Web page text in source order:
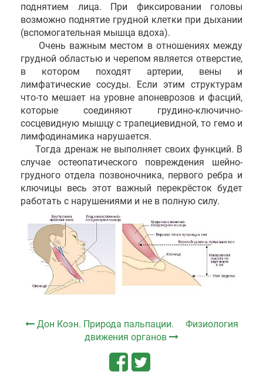
поднятием лица. При фиксировании головы
возможно поднятие грудной клетки при дыхании
(вспомогательная мышца вдоха).
Очень важным местом в отношениях между
грудной областью и черепом является отверстие,
в котором походят артерии, вены и
лимфатические сосуды. Если этим структурам
что-то мешает на уровне апоневрозов и фасций,
которые соединяют грудино-ключично-
сосцевидную мышцу с трапециевидной, то гемо и
лимфодинамика нарушается.
Тогда дренаж не выполняет своих функций. В
случае остеопатического повреждения шейно-
грудного отдела позвоночника, первого ребра и
ключицы весь этот важный перекрёсток будет
работать с нарушениями и не в полную силу.
Дон Коэн. Природа пальпации.
Физиология
движения органов